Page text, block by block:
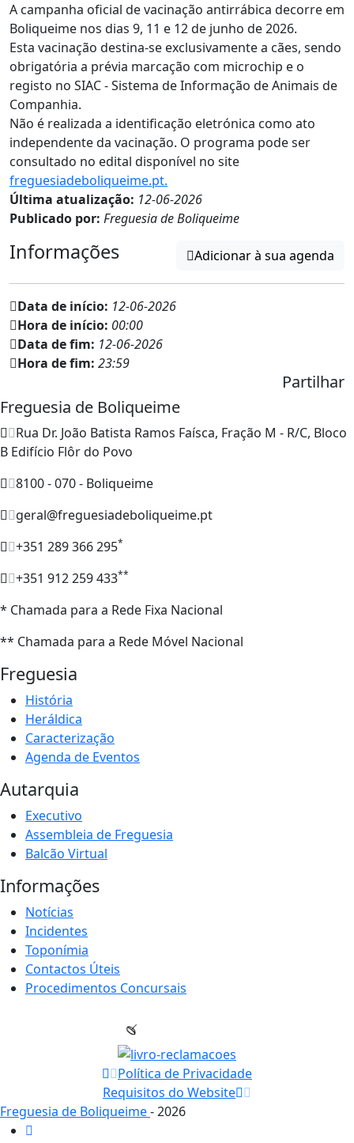
A campanha oficial de vacinação antirrábica decorre em
Boliqueime nos dias 9, 11 e 12 de junho de 2026.
Esta vacinação destina-se exclusivamente a cães, sendo
obrigatória a prévia marcação com microchip e o
registo no SIAC - Sistema de Informação de Animais de
Companhia.
Não é realizada a identificação eletrónica como ato
independente da vacinação. O programa pode ser
consultado no edital disponível no site
freguesiadeboliqueime.pt.
Última atualização: 12-06-2026
Publicado por: Freguesia de Boliqueime
Informações Adicionar à sua agenda
Data de início: 12-06-2026
Hora de início: 00:00
Data de fim: 12-06-2026
Hora de fim: 23:59
Partilhar
Freguesia de Boliqueime
Rua Dr. João Batista Ramos Faísca, Fração M - R/C, Bloco
B Edifício Flôr do Povo
8100 - 070 - Boliqueime
geral@freguesiadeboliqueime.pt
+351 289 366 295*
+351 912 259 433**
* Chamada para a Rede Fixa Nacional
** Chamada para a Rede Móvel Nacional
Freguesia
História
Heráldica
Caracterização
Agenda de Eventos
Autarquia
Executivo
Assembleia de Freguesia
Balcão Virtual
Informações
Notícias
Incidentes
Toponímia
Contactos Úteis
Procedimentos Concursais
Política de Privacidade
Requisitos do Website
Freguesia de Boliqueime- 2026